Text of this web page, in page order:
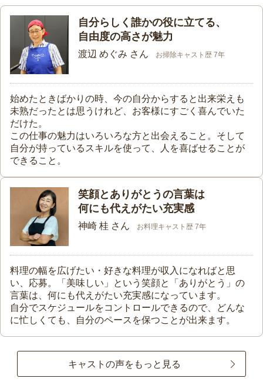
自分らしく誰かの役に立てる、
自由度の高さが魅力
渡辺 めぐみ さん お掃除キャスト歴 7年
始めたときばかりの時、今の自分からすると出来栄えも
未熟だったとは思うけれど、お客様にすごく喜んでいた
だけた。
この仕事の魅力はいろいろな方と出会えること。そして
自分が持っているスキルを使って、人を喜ばせることが
できること。
笑顔とありがとうの言葉は
何にも代えがたい充実感
神崎 桂 さん お料理キャスト歴 7年
料理の幅を広げたい・好きな料理が収入になればと思
い、応募。「美味しい」という笑顔と「ありがとう」の
言葉は、何にも代えがたい充実感になっています。
自分でスケジュールをコントロールできるので、どんな
に忙しくても、自分のペースを保つことが出来ます。
キャストの声をもっと見る